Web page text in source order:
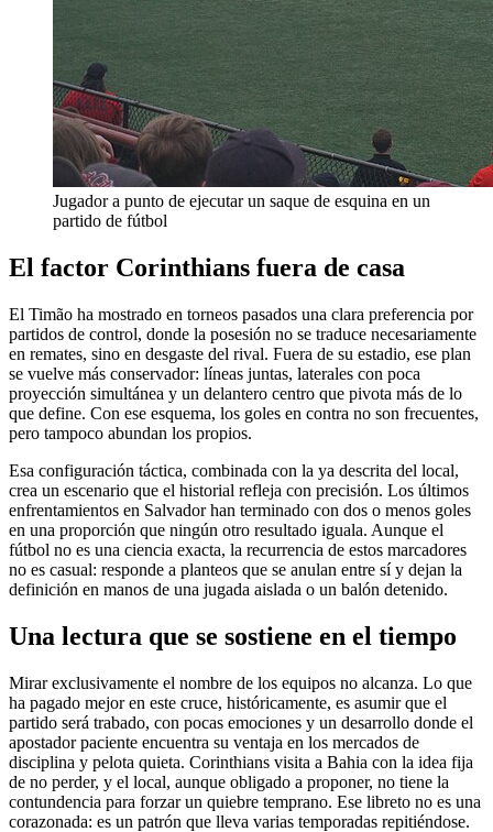
Jugador a punto de ejecutar un saque de esquina en un
partido de fútbol
El factor Corinthians fuera de casa
El Timão ha mostrado en torneos pasados una clara preferencia por
partidos de control, donde la posesión no se traduce necesariamente
en remates, sino en desgaste del rival. Fuera de su estadio, ese plan
se vuelve más conservador: líneas juntas, laterales con poca
proyección simultánea y un delantero centro que pivota más de lo
que define. Con ese esquema, los goles en contra no son frecuentes,
pero tampoco abundan los propios.
Esa configuración táctica, combinada con la ya descrita del local,
crea un escenario que el historial refleja con precisión. Los últimos
enfrentamientos en Salvador han terminado con dos o menos goles
en una proporción que ningún otro resultado iguala. Aunque el
fútbol no es una ciencia exacta, la recurrencia de estos marcadores
no es casual: responde a planteos que se anulan entre sí y dejan la
definición en manos de una jugada aislada o un balón detenido.
Una lectura que se sostiene en el tiempo
Mirar exclusivamente el nombre de los equipos no alcanza. Lo que
ha pagado mejor en este cruce, históricamente, es asumir que el
partido será trabado, con pocas emociones y un desarrollo donde el
apostador paciente encuentra su ventaja en los mercados de
disciplina y pelota quieta. Corinthians visita a Bahia con la idea fija
de no perder, y el local, aunque obligado a proponer, no tiene la
contundencia para forzar un quiebre temprano. Ese libreto no es una
corazonada: es un patrón que lleva varias temporadas repitiéndose.